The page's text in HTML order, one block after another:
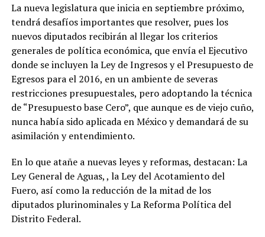
La nueva legislatura que inicia en septiembre próximo,
tendrá desafíos importantes que resolver, pues los
nuevos diputados recibirán al llegar los criterios
generales de política económica, que envía el Ejecutivo
donde se incluyen la Ley de Ingresos y el Presupuesto de
Egresos para el 2016, en un ambiente de severas
restricciones presupuestales, pero adoptando la técnica
de “Presupuesto base Cero”, que aunque es de viejo cuño,
nunca había sido aplicada en México y demandará de su
asimilación y entendimiento.
En lo que atañe a nuevas leyes y reformas, destacan: La
Ley General de Aguas, , la Ley del Acotamiento del
Fuero, así como la reducción de la mitad de los
diputados plurinominales y La Reforma Política del
Distrito Federal.